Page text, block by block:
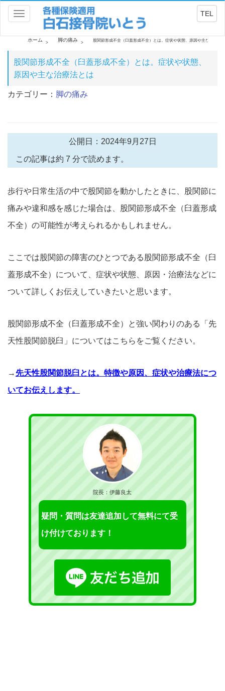
Toggle
navigation
TEL
ホーム 脚の痛み 股関節形成不全（臼蓋形成不全）とは。症状や状態、原因や主な治療法
股関節形成不全（臼蓋形成不全）とは。症状や状態、
原因や主な治療法とは
カテゴリー： 脚の痛み
公開日：2024年9月27日
この記事は約 7 分で読めます。
歩行や日常生活の中で股関節を動かしたときに、股関節に
痛みや違和感を感じた場合は、股関節形成不全（臼蓋形成
不全）の可能性が考えられるかもしれません。
ここでは股関節の障害のひとつである股関節形成不全（臼
蓋形成不全）について、症状や状態、原因・治療法などに
ついて詳しくお伝えしていきたいと思います。
股関節形成不全（臼蓋形成不全）と強い関わりのある「先
天性股関節脱臼」についてはこちらをご覧ください。
→先天性股関節脱臼とは。特徴や原因、症状や治療法につ
いてお伝えします。
院長：伊藤良太
疑問・質問は友達追加して無料にて受
け付けております！